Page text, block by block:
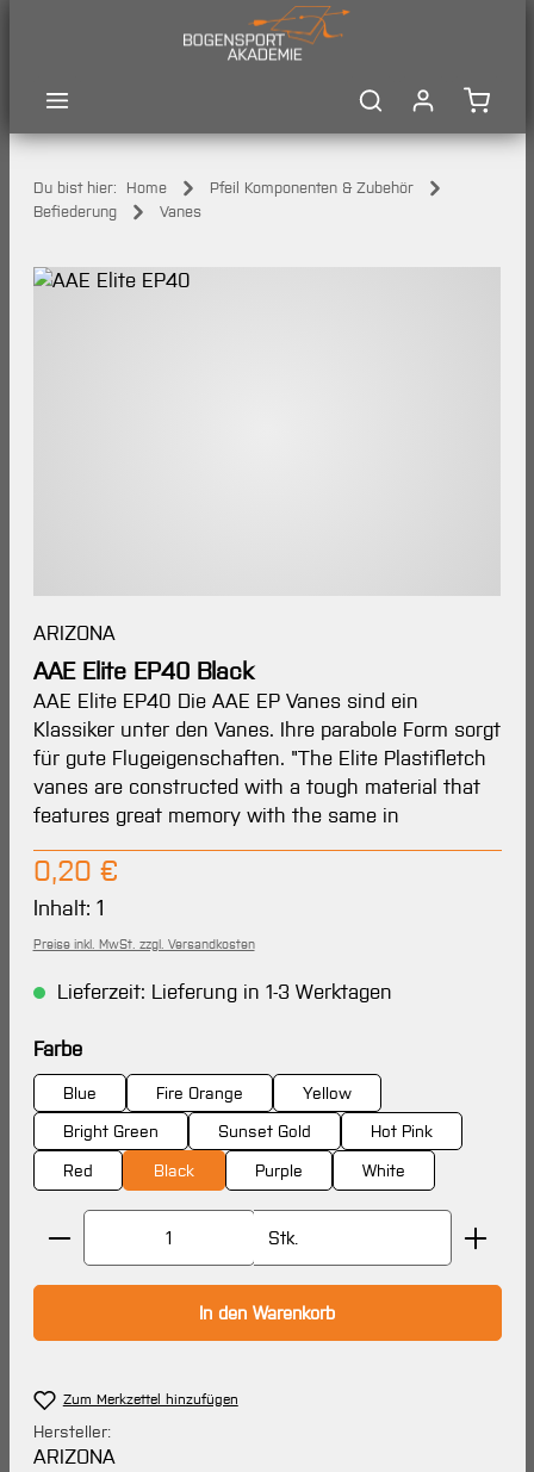
Du bist hier: Home
Pfeil Komponenten & Zubehör
Befiederung
Vanes
Bildergalerie überspringen
ARIZONA
AAE Elite EP40 Black
AAE Elite EP40 Die AAE EP Vanes sind ein
Klassiker unter den Vanes. Ihre parabole Form sorgt
für gute Flugeigenschaften. "The Elite Plastifletch
vanes are constructed with a tough material that
features great memory with the same in
Regulärer Preis:
0,20 €
Inhalt: 1
Preise inkl. MwSt. zzgl. Versandkosten
Lieferzeit: Lieferung in 1-3 Werktagen
Farbeauswählen
Blue Fire Orange
Yellow
Bright Green
Sunset Gold
Hot Pink
Red
Black Purple White
Produkt Anzahl: Gib den gewünschten Wert ein
Stk.
In den Warenkorb
Zum Merkzettel hinzufügen
Hersteller:
ARIZONA